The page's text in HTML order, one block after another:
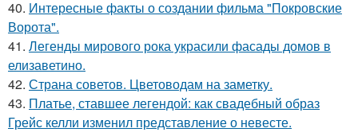
40. Интересные факты о создании фильма "Покровские
Ворота".
41. Легенды мирового рока украсили фасады домов в
елизаветино.
42. Страна советов. Цветоводам на заметку.
43. Платье, ставшее легендой: как свадебный образ
Грейс келли изменил представление о невесте.